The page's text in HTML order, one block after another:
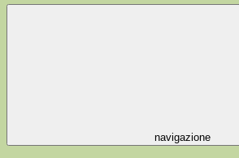
navigazione